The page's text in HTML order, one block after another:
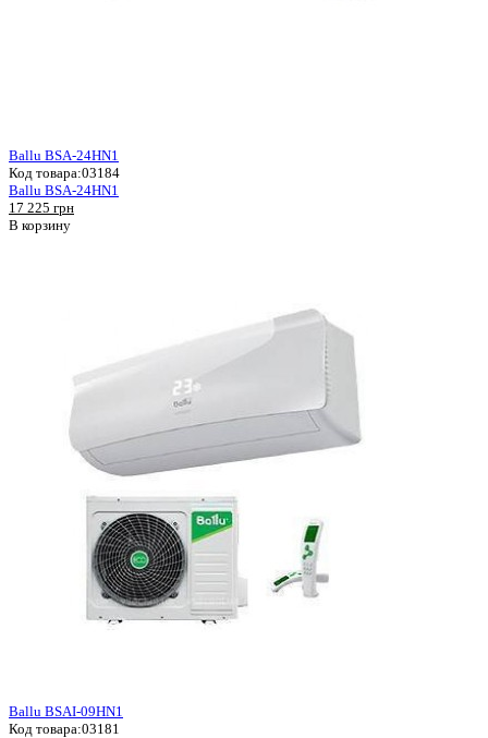
Ballu BSA-24HN1
Код товара:03184
Ballu BSA-24HN1
17 225 грн
В корзину
Ballu BSAI-09HN1
Код товара:03181